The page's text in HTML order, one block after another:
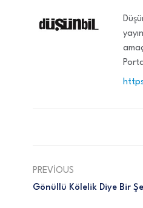
PREVIOUS
Gönüllü Kölelik Diye Bir